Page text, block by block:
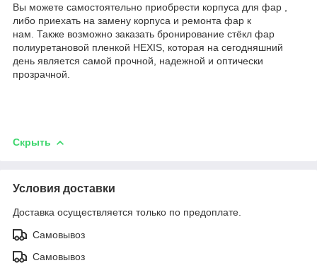
Вы можете самостоятельно приобрести корпуса для фар ,
либо приехать на замену корпуса и ремонта фар к
нам. Также возможно заказать бронирование стёкл фар
полиуретановой пленкой HEXIS, которая на сегодняшний
день является самой прочной, надежной и оптически
прозрачной.
Скрыть
Условия доставки
Доставка осуществляется только по предоплате.
Самовывоз
Самовывоз